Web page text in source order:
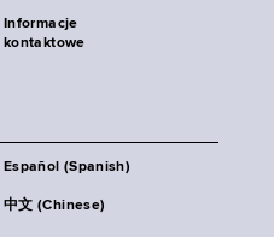
Informacje
kontaktowe
Español (Spanish)
中文 (Chinese)